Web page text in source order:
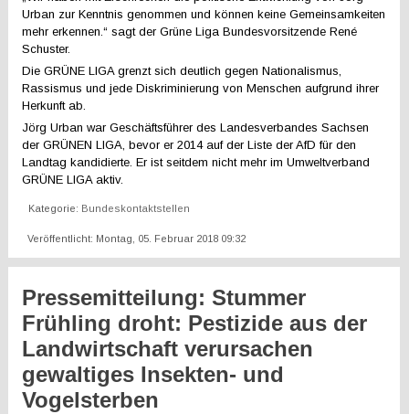
Urban zur Kenntnis genommen und können keine Gemeinsamkeiten
mehr erkennen.“ sagt der Grüne Liga Bundesvorsitzende René
Schuster.
Die GRÜNE LIGA grenzt sich deutlich gegen Nationalismus,
Rassismus und jede Diskriminierung von Menschen aufgrund ihrer
Herkunft ab.
Jörg Urban war Geschäftsführer des Landesverbandes Sachsen
der GRÜNEN LIGA, bevor er 2014 auf der Liste der AfD für den
Landtag kandidierte. Er ist seitdem nicht mehr im Umweltverband
GRÜNE LIGA aktiv.
Kategorie: Bundeskontaktstellen
Veröffentlicht: Montag, 05. Februar 2018 09:32
Pressemitteilung: Stummer
Frühling droht: Pestizide aus der
Landwirtschaft verursachen
gewaltiges Insekten- und
Vogelsterben